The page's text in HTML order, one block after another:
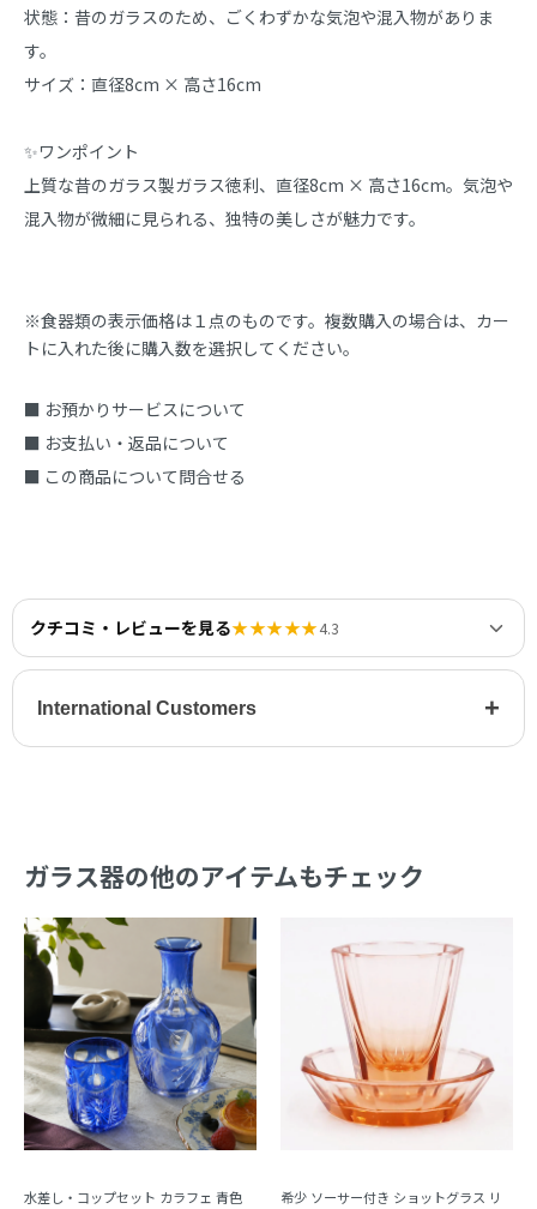
商品説明
状態：昔のガラスのため、ごくわずかな気泡や混入物がありま
す。
サイズ：直径8cm × 高さ16cm
✨ワンポイント
上質な昔のガラス製ガラス徳利、直径8cm × 高さ16cm。気泡や
混入物が微細に見られる、独特の美しさが魅力です。
※食器類の表示価格は１点のものです。複数購入の場合は、カー
トに入れた後に購入数を選択してください。
■ お預かりサービスについて
■ お支払い・返品について
■ この商品について問合せる
クチコミ・レビューを見る★★★★★4.3
International Customers +
ガラス器の他のアイテムもチェック
水差し・コップセット カラフェ 青色
希少 ソーサー付き ショットグラス リ